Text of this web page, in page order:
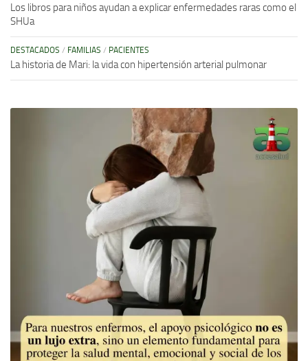
Los libros para niños ayudan a explicar enfermedades raras como el
SHUa
DESTACADOS / FAMILIAS / PACIENTES
La historia de Mari: la vida con hipertensión arterial pulmonar